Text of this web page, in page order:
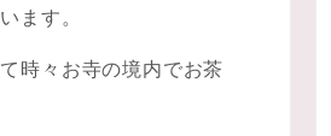
ます。
時々お寺の境内でお茶